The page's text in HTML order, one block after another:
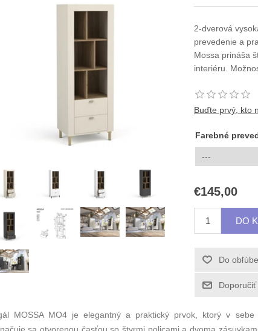
2-dverová
prevedenie a
Mossa prináša
interiéru.
Buďte prvý, kto
Farebné
€145,00
MOSSA MO4 je elegantný a praktický prvok, ktorý v